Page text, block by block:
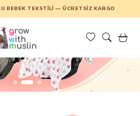
BEBEK TEKSTILI — ÜCRETSIZ KARGO